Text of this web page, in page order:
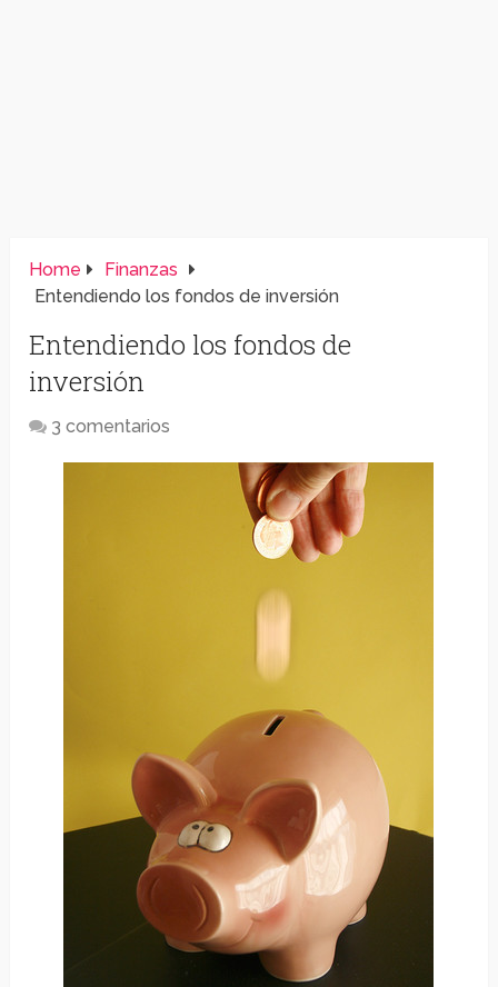
Home
Finanzas
Entendiendo los fondos de inversión
Entendiendo los fondos de
inversión
3 comentarios